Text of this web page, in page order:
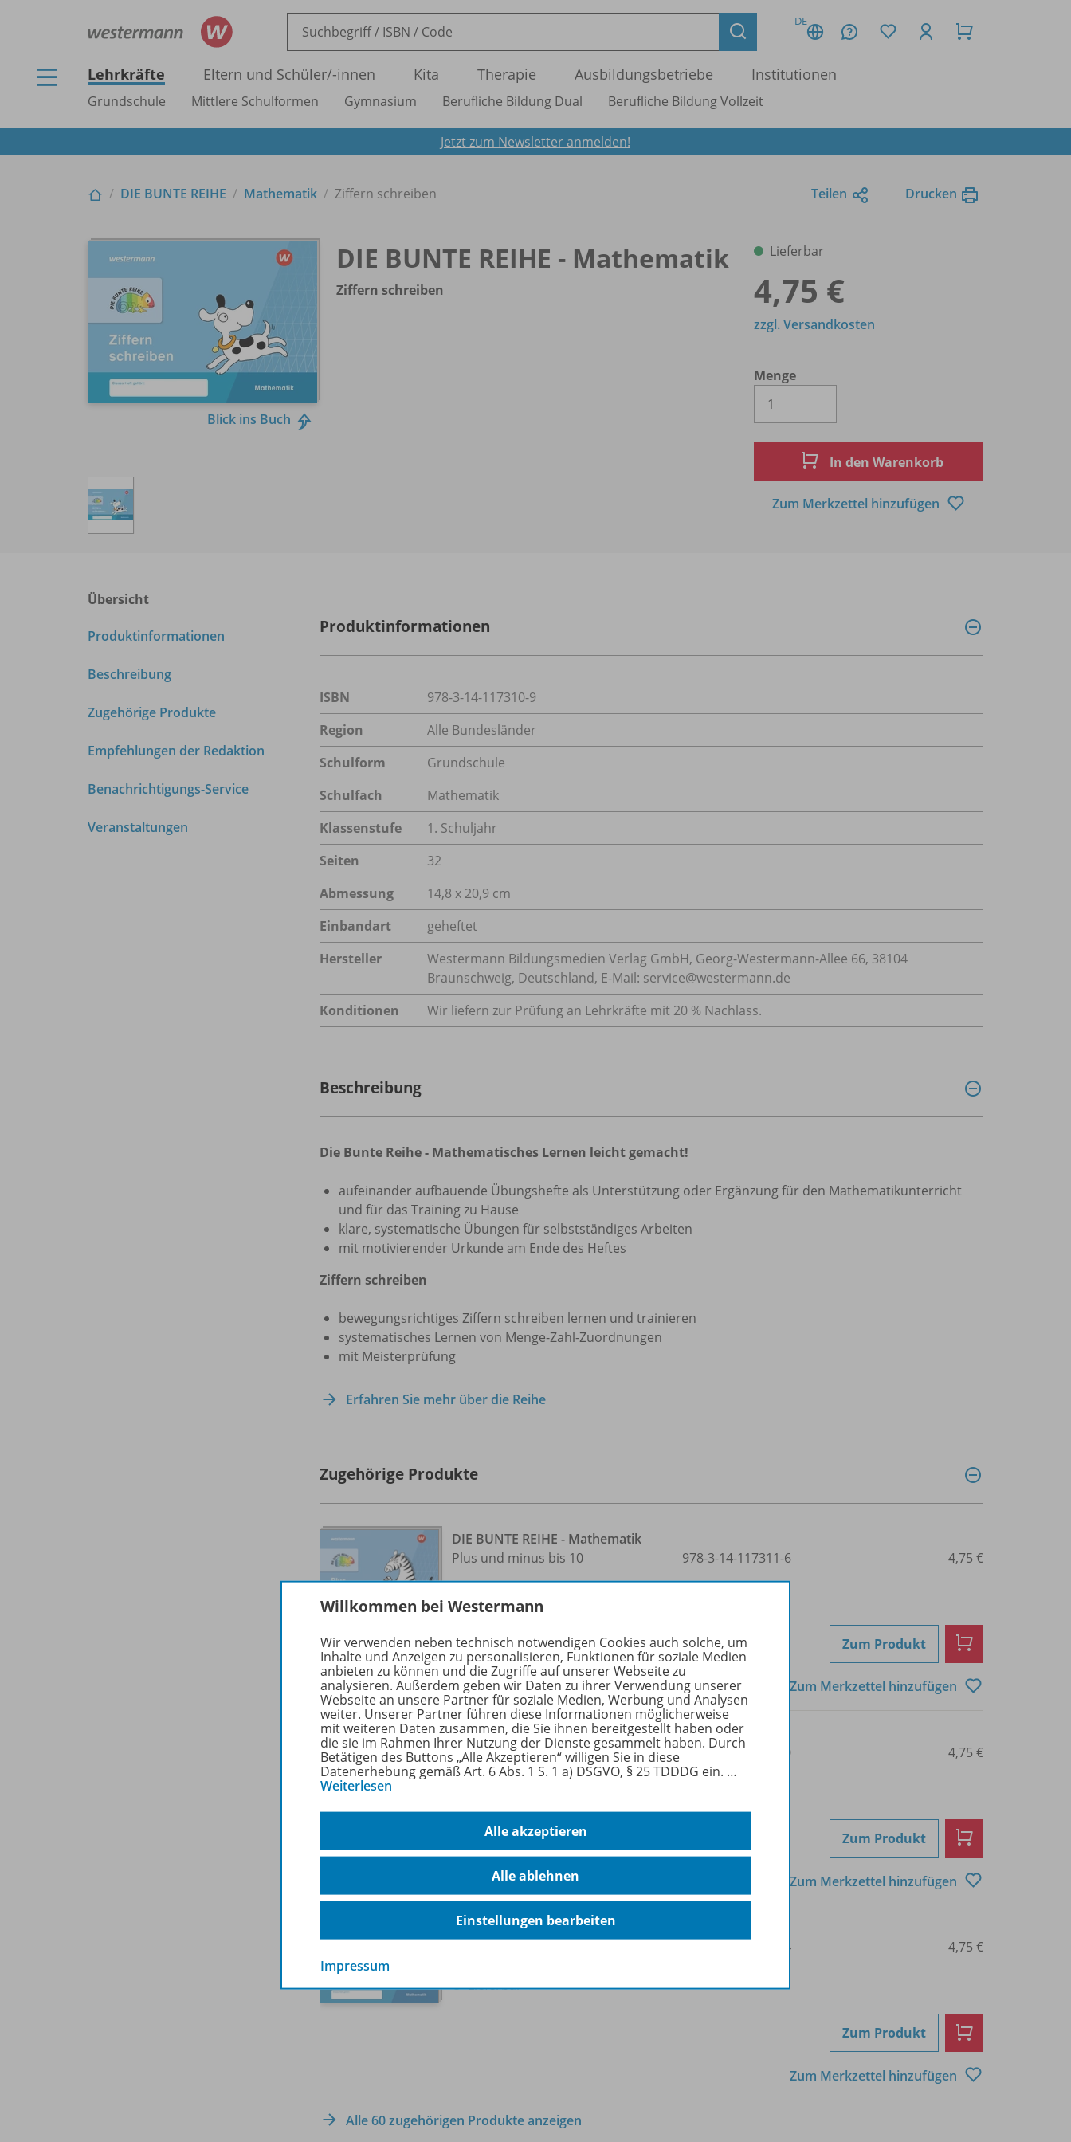
DE
Lehrkräfte Eltern und Schüler/-innen Kita Therapie Ausbildungsbetriebe Institutionen
Grundschule Mittlere Schulformen Gymnasium Berufliche Bildung Dual Berufliche Bildung Vollzeit
Jetzt zum Newsletter anmelden!
DIE BUNTE REIHE Mathematik Ziffern schreiben Teilen Drucken
Blick ins Buch
DIE BUNTE REIHE - Mathematik
Ziffern schreiben
Lieferbar
4,75 €
Menge
zzgl. Versandkosten
In den Warenkorb
Zum Merkzettel hinzufügen
Übersicht
Produktinformationen
Beschreibung
Zugehörige Produkte
Empfehlungen der Redaktion
Benachrichtigungs-Service
Veranstaltungen
Produktinformationen
ISBN
978-3-14-117310-9
Region
Alle Bundesländer
Schulform
Grundschule
Schulfach
Mathematik
Klassenstufe
1. Schuljahr
Seiten
32
Abmessung
14,8 x 20,9 cm
Einbandart
geheftet
Hersteller
Westermann Bildungsmedien Verlag GmbH, Georg-Westermann-Allee 66, 38104
Braunschweig, Deutschland, E-Mail: service@westermann.de
Konditionen
Wir liefern zur Prüfung an Lehrkräfte mit 20 % Nachlass.
Beschreibung
Die Bunte Reihe - Mathematisches Lernen leicht gemacht!
aufeinander aufbauende Übungshefte als Unterstützung oder Ergänzung für den Mathematikunterricht
und für das Training zu Hause
klare, systematische Übungen für selbstständiges Arbeiten
mit motivierender Urkunde am Ende des Heftes
Ziffern schreiben
bewegungsrichtiges Ziffern schreiben lernen und trainieren
systematisches Lernen von Menge-Zahl-Zuordnungen
mit Meisterprüfung
Erfahren Sie mehr über die Reihe
Zugehörige Produkte
DIE BUNTE REIHE - Mathematik
Plus und minus bis 10
978-3-14-117311-6 4,75 €
Zum Produkt
Zum Merkzettel hinzufügen
DIE BUNTE REIHE - Mathematik
Plus und minus bis 20
978-3-14-117313-0 4,75 €
Zum Produkt
Zum Merkzettel hinzufügen
DIE BUNTE REIHE - Mathematik
Lieferbar
978-3-14-117315-4 4,75 €
Zum Produkt
Zum Merkzettel hinzufügen
Alle 60 zugehörigen Produkte anzeigen
Willkommen bei Westermann
Wir verwenden neben technisch notwendigen Cookies auch solche, um
Inhalte und Anzeigen zu personalisieren, Funktionen für soziale Medien
anbieten zu können und die Zugriffe auf unserer Webseite zu
analysieren. Außerdem geben wir Daten zu ihrer Verwendung unserer
Webseite an unsere Partner für soziale Medien, Werbung und Analysen
weiter. Unserer Partner führen diese Informationen möglicherweise
mit weiteren Daten zusammen, die Sie ihnen bereitgestellt haben oder
die sie im Rahmen Ihrer Nutzung der Dienste gesammelt haben. Durch
Betätigen des Buttons „Alle Akzeptieren“ willigen Sie in diese
Datenerhebung gemäß Art. 6 Abs. 1 S. 1 a) DSGVO, § 25 TDDDG ein. …
Weiterlesen
Alle akzeptieren
Alle ablehnen
Einstellungen bearbeiten
Impressum